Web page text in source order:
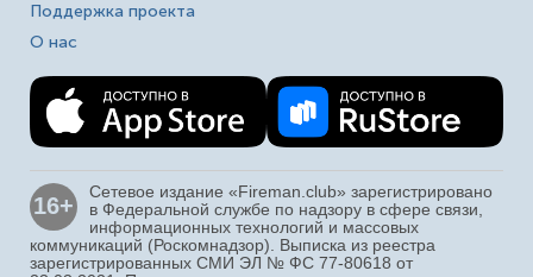
Поддержка проекта
О нас
16+
Сетевое издание «Fireman.club» зарегистрировано
в Федеральной службе по надзору в сфере связи,
информационных технологий и массовых
коммуникаций (Роскомнадзор). Выписка из реестра
зарегистрированных СМИ ЭЛ № ФС 77-80618 от